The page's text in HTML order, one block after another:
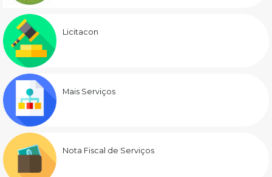
Licitacon
Mais Serviços
Nota Fiscal de Serviços